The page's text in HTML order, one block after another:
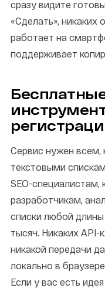
сразу видите
«Сделать», никаких
работает на
поддерживает
Сервис нужен всем,
текстовыми
SEO-
разработчикам,
списки любой
тысяч. Никаких API-
никакой передачи
локально в
Если у вас есть